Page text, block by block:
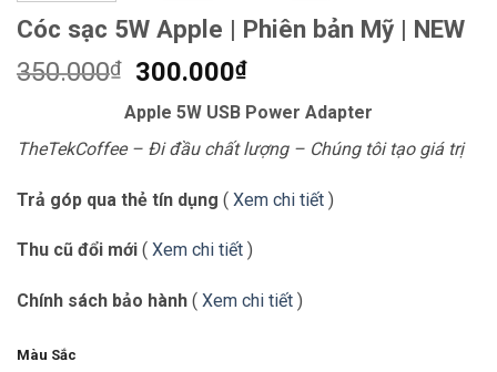
Cóc sạc 5W Apple | Phiên bản Mỹ | NEW
350.000₫
Giá
gốc
là:
350.000₫.
300.000₫Giá
hiện
tại
là:
Apple 5W USB Power Adapter
TheTekCoffee – Đi đầu chất lượng – Chúng tôi tạo giá trị
Trả góp qua thẻ tín dụng ( Xem chi tiết )
Thu cũ đổi mới ( Xem chi tiết )
Chính sách bảo hành ( Xem chi tiết )
Màu Sắc